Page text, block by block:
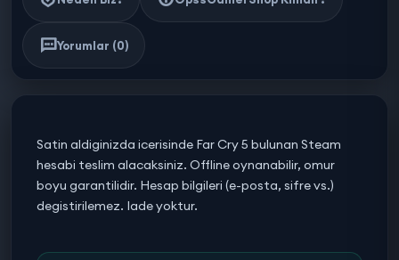
Yorumlar (0)
Satin aldiginizda icerisinde Far Cry 5 bulunan Steam
hesabi teslim alacaksiniz. Offline oynanabilir, omur
boyu garantilidir. Hesap bilgileri (e-posta, sifre vs.)
degistirilemez. Iade yoktur.